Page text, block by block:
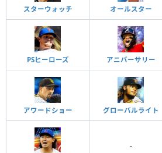
スターウォッチ オールスター
PSヒーローズ アニバーサリー
アワードショー グローバルライト
-